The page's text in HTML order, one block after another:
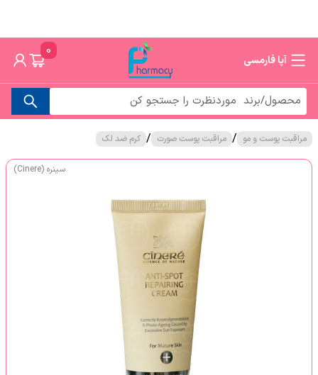
آپا فارمسی
0
مراقبت پوست و مو / مراقبت پوست صورت / کرم ضد لک
سینره (Cinere)